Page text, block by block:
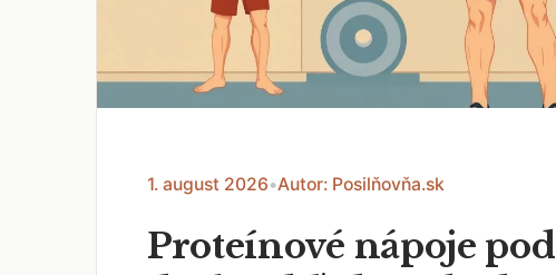
1. august 2026•Autor: Posilňovňa.sk
Proteínové nápoje pod